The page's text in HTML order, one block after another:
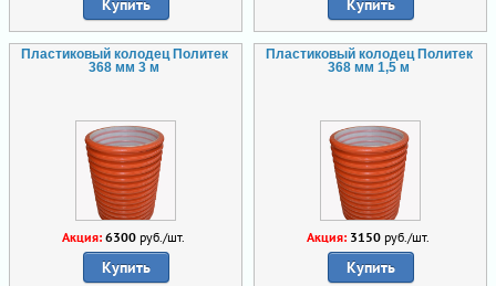
Купить Купить
Пластиковый колодец Политек
368 мм 3 м
Акция: 6300руб./шт.
Купить
Пластиковый колодец Политек
368 мм 1,5 м
Акция: 3150руб./шт.
Купить